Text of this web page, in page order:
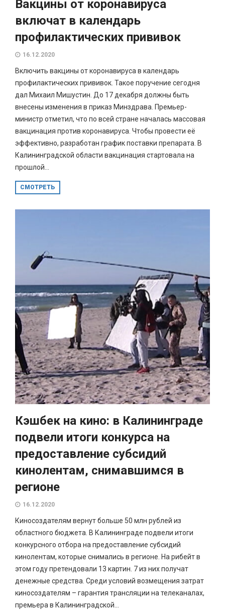
Вакцины от коронавируса
включат в календарь
профилактических прививок
16.12.2020
Включить вакцины от коронавируса в календарь
профилактических прививок. Такое поручение сегодня
дал Михаил Мишустин. До 17 декабря должны быть
внесены изменения в приказ Минздрава. Премьер-
министр отметил, что по всей стране началась массовая
вакцинация против коронавируса. Чтобы провести её
эффективно, разработан график поставки препарата. В
Калининградской области вакцинация стартовала на
прошлой...
СМОТРЕТЬ
Кэшбек на кино: в Калининграде
подвели итоги конкурса на
предоставление субсидий
кинолентам, снимавшимся в
регионе
16.12.2020
Киносоздателям вернут больше 50 млн рублей из
областного бюджета. В Калининграде подвели итоги
конкурсного отбора на предоставление субсидий
кинолентам, которые снимались в регионе. На рибейт в
этом году претендовали 13 картин. 7 из них получат
денежные средства. Среди условий возмещения затрат
киносоздателям – гарантия трансляции на телеканалах,
премьера в Калининградской...